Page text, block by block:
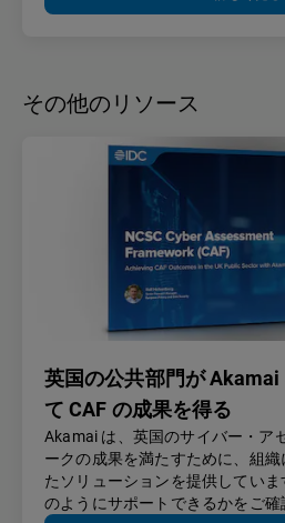
その他のリソース
英国の公共部門が
て CAF の成果を得る
Akamai は、英国のサイバー・ア
ークの成果を満たすために、組
たソリューションを提供してい
のようにサポートできるかをご確